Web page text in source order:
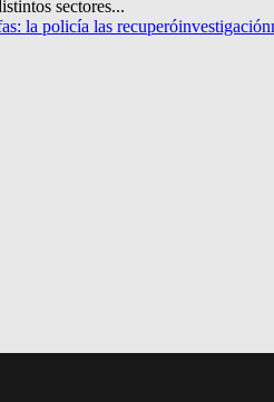
sectores...
la policía las recuperóinvestigación